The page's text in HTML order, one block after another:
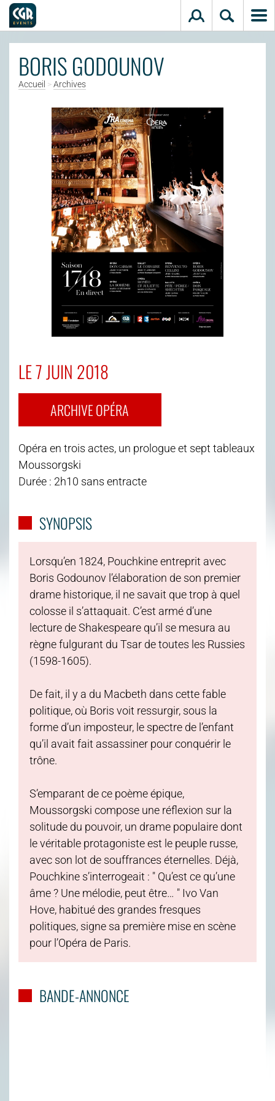
BORIS GODOUNOV
Accueil >Archives
LE 7 JUIN 2018
ARCHIVE OPÉRA
Opéra en trois actes, un prologue et sept tableaux
Moussorgski
Durée : 2h10 sans entracte
SYNOPSIS
Lorsqu’en 1824, Pouchkine entreprit avec
Boris Godounov l’élaboration de son premier
drame historique, il ne savait que trop à quel
colosse il s’attaquait. C’est armé d’une
lecture de Shakespeare qu’il se mesura au
règne fulgurant du Tsar de toutes les Russies
(1598-1605).
De fait, il y a du Macbeth dans cette fable
politique, où Boris voit ressurgir, sous la
forme d’un imposteur, le spectre de l’enfant
qu’il avait fait assassiner pour conquérir le
trône.
S’emparant de ce poème épique,
Moussorgski compose une réflexion sur la
solitude du pouvoir, un drame populaire dont
le véritable protagoniste est le peuple russe,
avec son lot de souffrances éternelles. Déjà,
Pouchkine s’interrogeait : " Qu’est ce qu’une
âme ? Une mélodie, peut être… " Ivo Van
Hove, habitué des grandes fresques
politiques, signe sa première mise en scène
pour l’Opéra de Paris.
BANDE-ANNONCE